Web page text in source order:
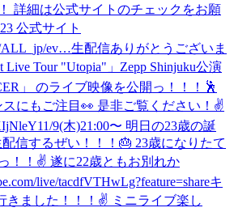
詳細は公式サイトのチェックをお願
公式サイト
ALL_jp/ev…生配信ありがとうございま
Live Tour "Utopia"」Zepp Shinjuku公演
」 のライブ映像を公開っ！！！🕺
スにもご注目👀 是非ご覧ください！✌️
11/9(木)21:00〜 明日の23歳の誕
信するぜい！！！🎂 23歳になりたて
！！✌️ 遂に22歳ともお別れか
live/tacdfVTHwLg?feature=shareキ
きました！！！✌️ ミニライブ楽し